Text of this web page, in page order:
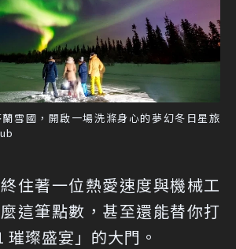
雪國，開啟一場洗滌身心的夢幻冬日星旅
住著一位熱愛速度與機械工
這筆點數，甚至還能替你打
璀璨盛宴」的大門。